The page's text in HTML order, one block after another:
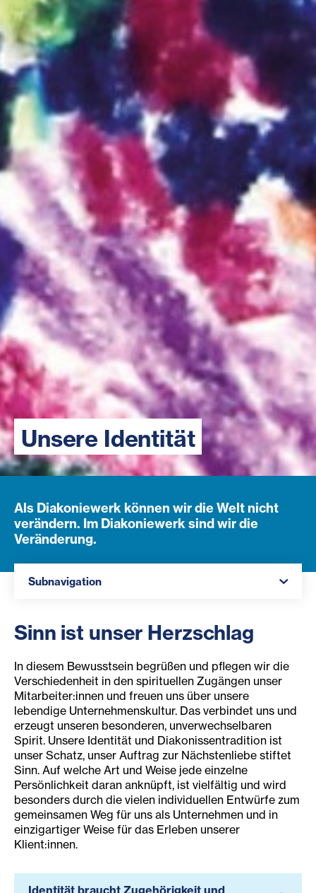
Unsere Identität
Als Diakoniewerk können wir die Welt nicht
verändern. Im Diakoniewerk sind wir die
Veränderung.
Subnavigation
Sinn ist unser Herzschlag
In diesem Bewusstsein begrüßen und pflegen wir die
Verschiedenheit in den spirituellen Zugängen unser
Mitarbeiter:innen und freuen uns über unsere
lebendige Unternehmenskultur. Das verbindet uns und
erzeugt unseren besonderen, unverwechselbaren
Spirit. Unsere Identität und Diakonissentradition ist
unser Schatz, unser Auftrag zur Nächstenliebe stiftet
Sinn. Auf welche Art und Weise jede einzelne
Persönlichkeit daran anknüpft, ist vielfältig und wird
besonders durch die vielen individuellen Entwürfe zum
gemeinsamen Weg für uns als Unternehmen und in
einzigartiger Weise für das Erleben unserer
Klient:innen.